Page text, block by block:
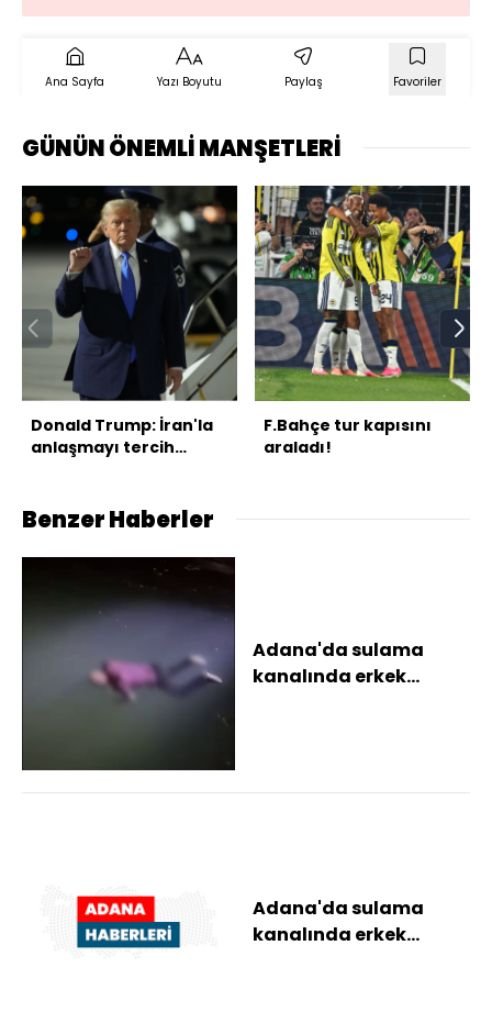
Ana Sayfa Yazı Boyutu Paylaş Favoriler
GÜNÜN ÖNEMLİ MANŞETLERİ
Donald Trump: İran'la
anlaşmayı tercih
F.Bahçe tur kapısını
araladı!
Benzer Haberler
Adana'da sulama
kanalında erkek
Adana'da sulama
kanalında erkek